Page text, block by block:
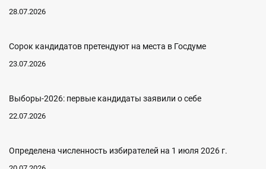
28.07.2026
Сорок кандидатов претендуют на места в Госдуме
23.07.2026
Выборы-2026: первые кандидаты заявили о себе
22.07.2026
Определена численность избирателей на 1 июля 2026 г.